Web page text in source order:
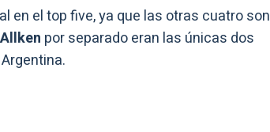
en el top five, ya que las otras cuatro son
Allken por separado eran las únicas dos